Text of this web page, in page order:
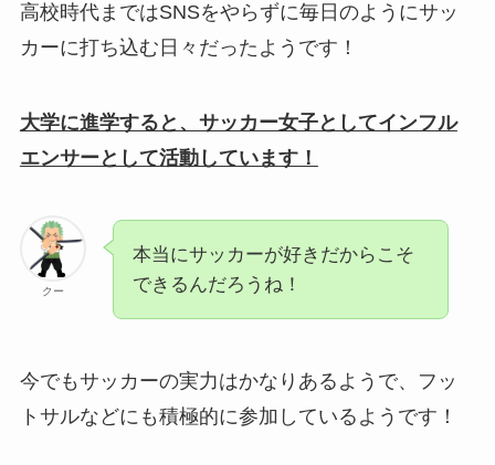
高校時代まではSNSをやらずに毎日のようにサッ
カーに打ち込む日々だったようです！
大学に進学すると、サッカー女子としてインフル
エンサーとして活動しています！
クー
本当にサッカーが好きだからこそ
できるんだろうね！
今でもサッカーの実力はかなりあるようで、フッ
トサルなどにも積極的に参加しているようです！